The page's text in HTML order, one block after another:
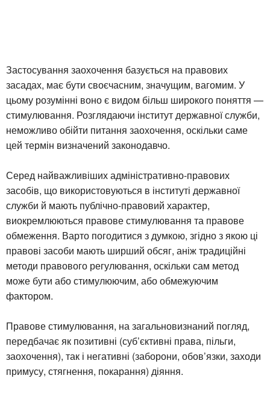
Застосування заохочення базується на правових
засадах, має бути своєчасним, значущим, вагомим. У
цьому розумінні воно є видом більш широкого поняття —
стимулювання. Розглядаючи інститут державної служби,
неможливо обійти питання заохочення, оскільки саме
цей термін визначений законодавчо.
Серед найважливіших адміністративно-правових
засобів, що використовуються в інституті державної
служби й мають публічно-правовий характер,
виокремлюються правове стимулювання та правове
обмеження. Варто погодитися з думкою, згідно з якою ці
правові засоби мають ширший обсяг, аніж традиційні
методи правового регулювання, оскільки сам метод
може бути або стимулюючим, або обмежуючим
фактором.
Правове стимулювання, на загальновизнаний погляд,
передбачає як позитивні (суб’єктивні права, пільги,
заохочення), так і негативні (заборони, обов’язки, заходи
примусу, стягнення, покарання) діяння.